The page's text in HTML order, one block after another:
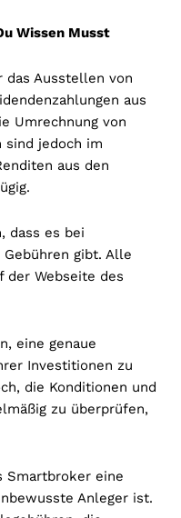
Wissen Musst
das Ausstellen von
aus
Umrechnung von
sind jedoch im
aus den
dass es bei
gibt. Alle
der Webseite des
eine genaue
Investitionen zu
die Konditionen und
zu überprüfen,
Smartbroker eine
Anleger ist.